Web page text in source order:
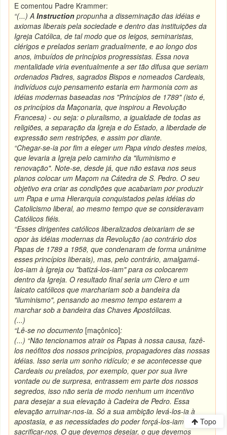
E comentou Padre Krammer:
“(...) AInstruction propunha a disseminação das idéias e
axiomas liberais pela sociedade e dentro das instituições da
Igreja Católica, de tal modo que os leigos, seminaristas,
clérigos e prelados seriam gradualmente, e ao longo dos
anos, imbuídos de princípios progressistas. Essa nova
mentalidade viria eventualmente a ser tão difusa que seriam
ordenados Padres, sagrados Bispos e nomeados Cardeais,
indivíduos cujo pensamento estaria em harmonia com as
idéias modernas baseadas nos "Princípios de 1789" (isto é,
os princípios da Maçonaria, que inspirou a Revolução
Francesa) - ou seja: o pluralismo, a igualdade de todas as
religiões, a separação da Igreja e do Estado, a liberdade de
expressão sem restrições, e assim por diante.
“Chegar-se-ia por fim a eleger um Papa vindo destes meios,
que levaria a Igreja pelo caminho da "iluminismo e
renovação". Note-se, desde já, que não estava nos seus
planos colocar um Maçom na Cátedra de S. Pedro. O seu
objetivo era criar as condições que acabariam por produzir
um Papa e uma Hierarquia conquistados pelas idéias do
Catolicismo liberal, ao mesmo tempo que se consideravam
Católicos fiéis.
“Esses dirigentes católicos liberalizados deixariam de se
opor às idéias modernas da Revolução (ao contrário dos
Papas de 1789 a 1958, que condenaram de forma unânime
esses princípios liberais), mas, pelo contrário, amalgamá-
los-iam à Igreja ou "batizá-los-iam" para os colocarem
dentro da Igreja. O resultado final seria um Clero e um
laicato católicos que marchariam sob a bandeira da
"iluminismo", pensando ao mesmo tempo estarem a
marchar sob a bandeira das Chaves Apostólicas.
(...)
“Lê-se no documento [maçônico]:
(...) “Não tencionamos atrair os Papas à nossa causa, fazê-
los neófitos dos nossos princípios, propagadores das nossas
idéias. Isso seria um sonho ridículo; e se acontecesse que
Cardeais ou prelados, por exemplo, quer por sua livre
vontade ou de surpresa, entrassem em parte dos nossos
segredos, isso não seria de modo nenhum um incentivo
para desejar a sua elevação à Cadeira de Pedro. Essa
elevação arruinar-nos-ia. Só a sua ambição levá-los-ia à
apostasia, e as necessidades do poder forçá-los-iam a
sacrificar-nos. O que devemos desejar, o que devemos
Topo